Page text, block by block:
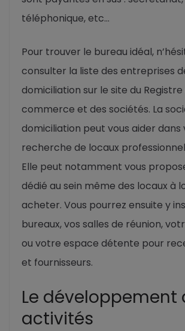
téléphonique, etc…
Pour trouver le bureau idéal,
consulter la liste des entreprises
domiciliation sur le site du Registre
commerce et des sociétés. La
domiciliation peut vous aider dans
recherche de locaux
Elle peut notamment vous
dédié au sein même des locaux à
acheter. Vous pourrez ensuite y
bureaux, vos salles de réunion,
ou votre espace détente pour
et fournisseurs.
Le développement
activités